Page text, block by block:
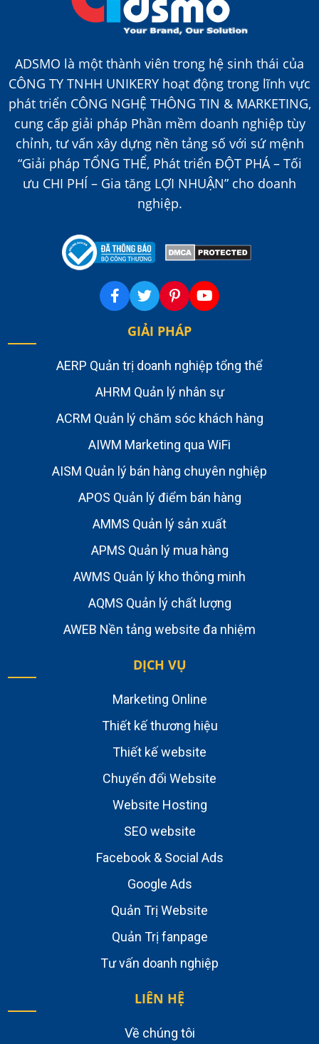
ADSMO là một thành viên trong hệ sinh thái của
CÔNG TY TNHH UNIKERY hoạt động trong lĩnh vực
phát triển CÔNG NGHỆ THÔNG TIN & MARKETING,
cung cấp giải pháp Phần mềm doanh nghiệp tùy
chỉnh, tư vấn xây dựng nền tảng số với sứ mệnh
“Giải pháp TỔNG THỂ, Phát triển ĐỘT PHÁ – Tối
ưu CHI PHÍ – Gia tăng LỢI NHUẬN” cho doanh
nghiệp.
GIẢI PHÁP
AERP Quản trị doanh nghiệp tổng thể
AHRM Quản lý nhân sự
ACRM Quản lý chăm sóc khách hàng
AIWM Marketing qua WiFi
AISM Quản lý bán hàng chuyên nghiệp
APOS Quản lý điểm bán hàng
AMMS Quản lý sản xuất
APMS Quản lý mua hàng
AWMS Quản lý kho thông minh
AQMS Quản lý chất lượng
AWEB Nền tảng website đa nhiệm
DỊCH VỤ
Marketing Online
Thiết kế thương hiệu
Thiết kế website
Chuyển đổi Website
Website Hosting
SEO website
Facebook & Social Ads
Google Ads
Quản Trị Website
Quản Trị fanpage
Tư vấn doanh nghiệp
LIÊN HỆ
Về chúng tôi